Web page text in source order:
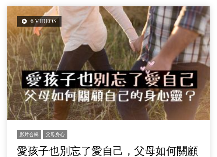
6 VIDEOS
影片合輯 父母身心
愛孩子也別忘了愛自己，父母如何關顧